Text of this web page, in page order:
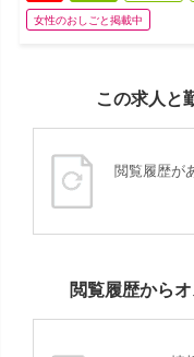
女性のおしごと掲載中
この求人と
閲覧履歴が
閲覧履歴から